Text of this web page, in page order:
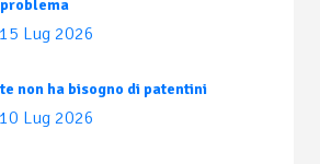
15 Lug 2026
non ha bisogno di patentini
10 Lug 2026